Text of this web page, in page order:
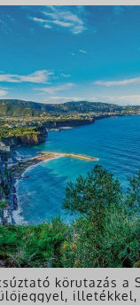
körutazás a